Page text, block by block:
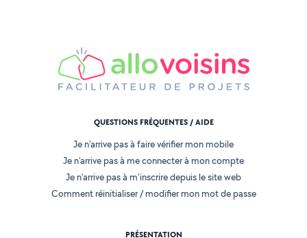
QUESTIONS FRÉQUENTES / AIDE
Je n'arrive pas à faire vérifier mon mobile
Je n'arrive pas à me connecter à mon compte
Je n'arrive pas à m'inscrire depuis le site web
Comment réinitialiser / modifier mon mot de passe
PRÉSENTATION